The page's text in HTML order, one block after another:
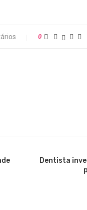
0
Dentista